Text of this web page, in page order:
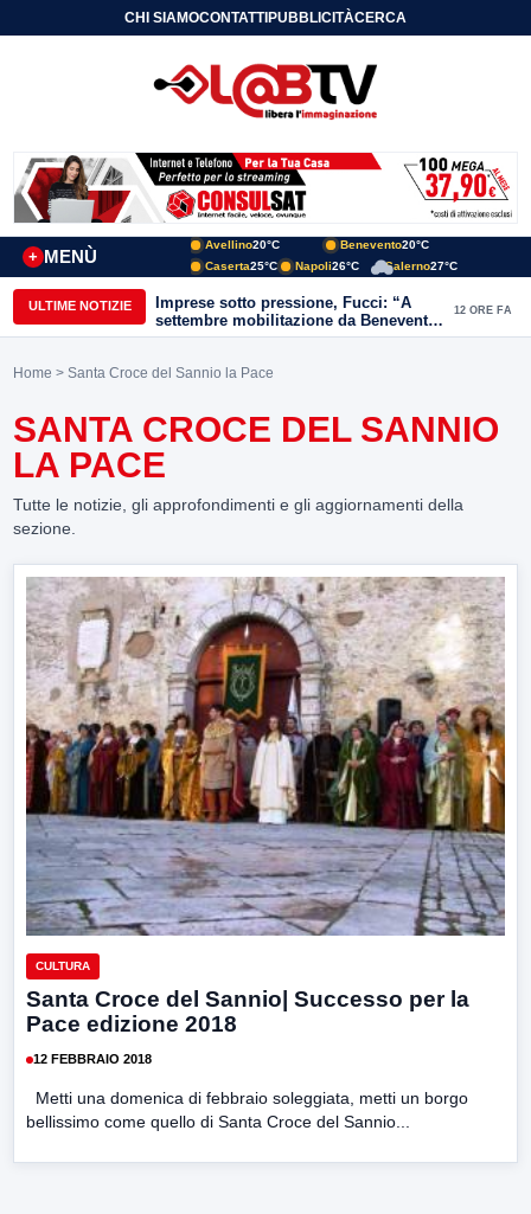
CHI SIAMOCONTATTIPUBBLICITÀCERCA
MENÙ
+
Avellino20°C Benevento20°C
Caserta25°C Napoli26°C Salerno27°C
ULTIME NOTIZIE
Imprese sotto pressione, Fucci: “A
settembre mobilitazione da Benevento
e Avellino”
12 ORE FA
Home > Santa Croce del Sannio la Pace
SANTA CROCE DEL SANNIO
LA PACE
Tutte le notizie, gli approfondimenti e gli aggiornamenti della
sezione.
CULTURA
Santa Croce del Sannio| Successo per la
Pace edizione 2018
12 FEBBRAIO 2018
Metti una domenica di febbraio soleggiata, metti un borgo
bellissimo come quello di Santa Croce del Sannio...